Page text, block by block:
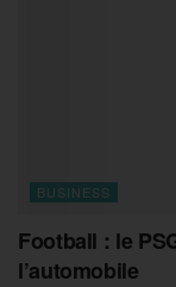
BUSINESS
Football : le
l’automobile